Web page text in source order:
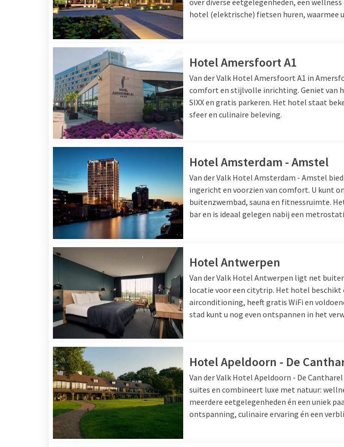
over diverse eetgelegenheden, een
hotel (elektrische) fietsen huren, waarmee
Hotel Amersfoort A1
Van der Valk Hotel Amersfoort A1 in
comfort en stijlvolle inrichting. Geniet van
SIXX en gratis parkeren. Het hotel staat
sfeer en culinaire beleving.
Hotel Amsterdam - Amstel
Van der Valk Hotel Amsterdam - Amstel
ingericht en voorzien van comfort. U kunt
buitenzwembad, sauna en fitnessruimte.
bar en is ideaal gelegen nabij een
Hotel Antwerpen
Van der Valk Hotel Antwerpen ligt net
locatie voor een citytrip. Het hotel beschikt
airconditioning, heeft gratis WiFi en
stad kunt u nog even ontspannen in het
Hotel Apeldoorn - De
Van der Valk Hotel Apeldoorn - De
suites en combineert luxe met natuur:
meerdere eetgelegenheden én een uniek
ontspanning, culinaire ervaring én een